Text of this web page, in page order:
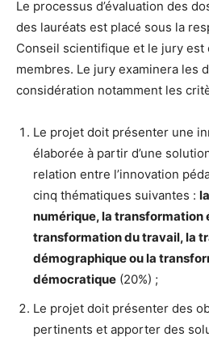
Le processus d’évaluation des
des lauréats est placé sous la
Conseil scientifique et le jury est
membres. Le jury examinera les
considération notamment les
Le projet doit présenter une
élaborée à partir d’une
relation entre l’innovation
cinq thématiques suivantes :
numérique, la transformation
transformation du travail, la
démographique ou la
démocratique (20%) ;
Le projet doit présenter des
pertinents et apporter des